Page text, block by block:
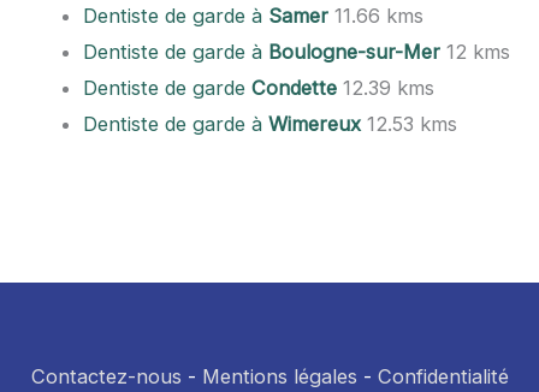
Dentiste de garde à Samer 11.66 kms
Dentiste de garde à Boulogne-sur-Mer 12 kms
Dentiste de gardeCondette 12.39 kms
Dentiste de garde àWimereux 12.53 kms
Contactez-nous - Mentions légales - Confidentialité